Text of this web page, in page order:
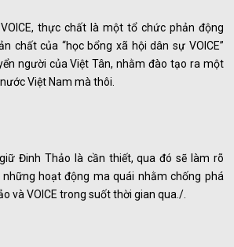
thực chất là một tổ chức phản động
chất của “học bổng xã hội dân sự VOICE”
người của Việt Tân, nhằm đào tạo ra một
Việt Nam mà thôi.
Đinh Thảo là cần thiết, qua đó sẽ làm rõ
hoạt động ma quái nhằm chống phá
và VOICE trong suốt thời gian qua./.